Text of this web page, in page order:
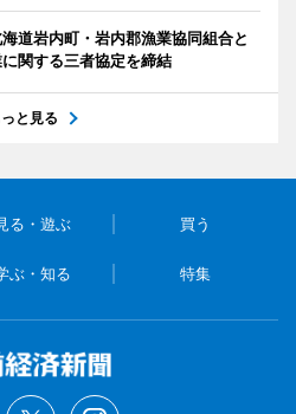
道岩内町・岩内郡漁業協同組合と
関する三者協定を締結
っと見る
る・遊ぶ 買う
ぶ・知る 特集